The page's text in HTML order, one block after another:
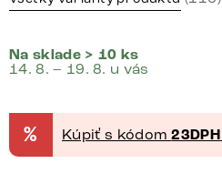
Na sklade > 10 ks
14. 8. – 19. 8. u vás
% Kúpiť s kódom23DPH